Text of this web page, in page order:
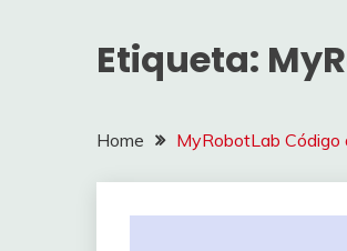
Etiqueta:
Home MyRobotLab Código